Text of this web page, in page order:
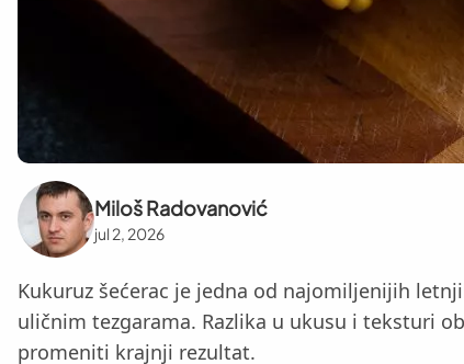
Miloš Radovanović
jul 2, 2026
Kukuruz šećerac je jedna od najomiljenijih
uličnim tezgarama. Razlika u ukusu i teksturi
promeniti krajnji rezultat.